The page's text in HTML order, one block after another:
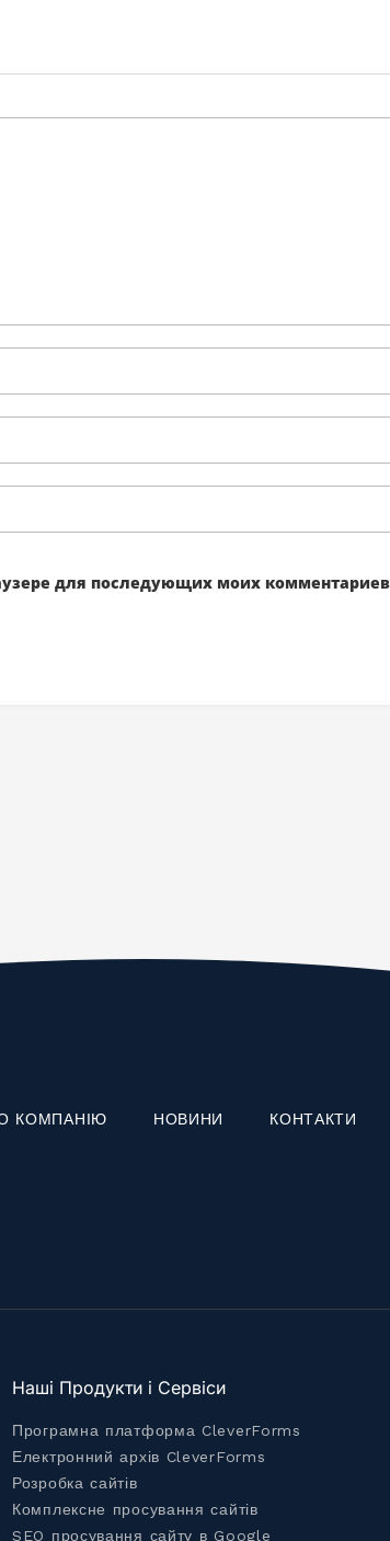
для последующих моих
КОМПАНІЮ НОВИНИ КОНТАКТИ
Наші Продукти і Сервіси
Програмна платформа CleverForms
Електронний архів CleverForms
Розробка сайтів
Комплексне просування сайтів
SEO просування сайту в Google